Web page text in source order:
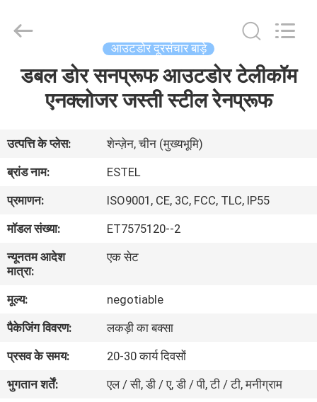
घर
हमारे
बारे
कारखाना
गुणवत्ता
नियंत्रण
TECHNOLOGY
Rights
Reserved.
आउटडोर दूरसंचार बाड़े
डबल डोर सनप्रूफ आउटडोर टेलीकॉम
एनक्लोजर जस्ती स्टील रेनप्रूफ
उत्पत्ति के प्लेस:
शेन्ज़ेन, चीन (मुख्यभूमि)
ब्रांड नाम:
ESTEL
प्रमाणन:
ISO9001, CE, 3C, FCC, TLC, IP55
मॉडल संख्या:
ET7575120--2
न्यूनतम आदेश
मात्रा:
एक सेट
मूल्य:
negotiable
पैकेजिंग विवरण:
लकड़ी का बक्सा
प्रसव के समय:
20-30 कार्य दिवसों
भुगतान शर्तें:
एल / सी, डी / ए, डी / पी, टी / टी, मनीग्राम